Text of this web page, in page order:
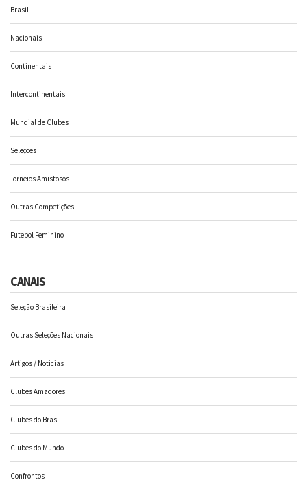
Brasil
Nacionais
Continentais
Intercontinentais
Mundial de Clubes
Seleções
Torneios Amistosos
Outras Competições
Futebol Feminino
CANAIS
Seleção Brasileira
Outras Seleções Nacionais
Artigos / Noticias
Clubes Amadores
Clubes do Brasil
Clubes do Mundo
Confrontos